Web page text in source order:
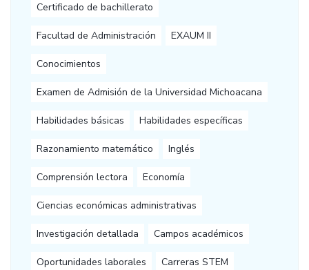
Certificado de bachillerato
Facultad de Administración EXAUM II
Conocimientos
Examen de Admisión de la Universidad Michoacana
Habilidades básicas Habilidades específicas
Razonamiento matemático Inglés
Comprensión lectora Economía
Ciencias económicas administrativas
Investigación detallada Campos académicos
Oportunidades laborales Carreras STEM